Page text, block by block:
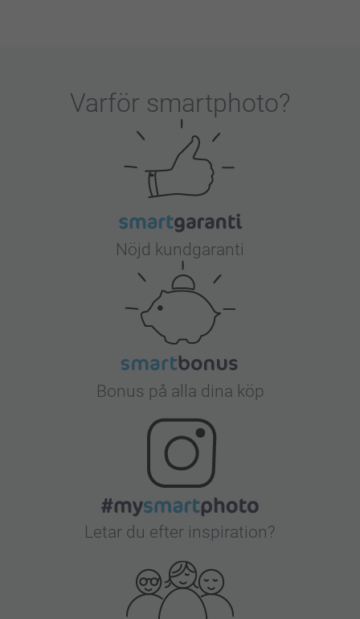
Varför smartphoto?
Nöjd kundgaranti
Bonus på alla dina köp
Letar du efter inspiration?